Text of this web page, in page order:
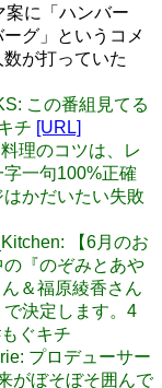
案に「ハンバー
グ」というコメ
が打っていた
この番組見てる
チ [URL]
理のコツは、レ
一句100%正確
かだいたい失敗
【6月のお
『のぞみとあや
＆福原綾香さん
決定します。4
ぐキチ
プロデューサー
がぼそぼそ囲んで